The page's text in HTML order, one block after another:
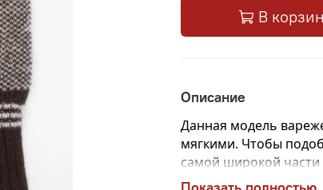
В
Описание
Данная модель
мягкими. Чтобы
самой широкой
сантиметрах и будет